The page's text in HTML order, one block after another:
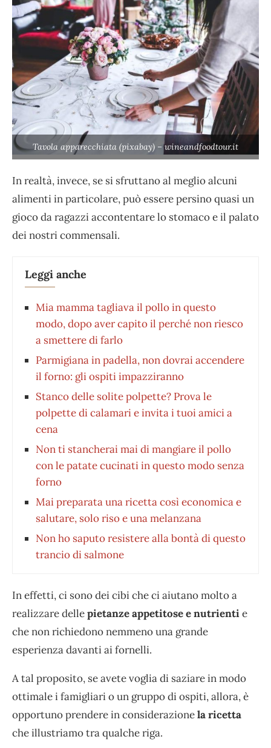
Tavola apparecchiata (pixabay) – wineandfoodtour.it
In realtà, invece, se si sfruttano al meglio alcuni
alimenti in particolare, può essere persino quasi un
gioco da ragazzi accontentare lo stomaco e il palato
dei nostri commensali.
Leggi anche
Mia mamma tagliava il pollo in questo
modo, dopo aver capito il perché non riesco
a smettere di farlo
Parmigiana in padella, non dovrai accendere
il forno: gli ospiti impazziranno
Stanco delle solite polpette? Prova le
polpette di calamari e invita i tuoi amici a
cena
Non ti stancherai mai di mangiare il pollo
con le patate cucinati in questo modo senza
forno
Mai preparata una ricetta così economica e
salutare, solo riso e una melanzana
Non ho saputo resistere alla bontà di questo
trancio di salmone
In effetti, ci sono dei cibi che ci aiutano molto a
realizzare dellepietanze appetitose e nutrientie
che non richiedono nemmeno una grande
esperienza davanti ai fornelli.
A tal proposito, se avete voglia di saziare in modo
ottimale i famigliari o un gruppo di ospiti, allora, è
opportuno prendere in considerazionela ricetta
che illustriamo tra qualche riga.